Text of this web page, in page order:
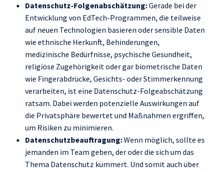
Datenschutz-Folgenabschätzung:Gerade bei der
Entwicklung von EdTech-Programmen, die teilweise
auf neuen Technologien basieren oder sensible Daten
wie ethnische Herkunft, Behinderungen,
medizinische Bedürfnisse, psychische Gesundheit,
religiöse Zugehörigkeit oder gar biometrische Daten
wie Fingerabdrücke, Gesichts- oder Stimmerkennung
verarbeiten, ist eine Datenschutz-Folgeabschätzung
ratsam. Dabei werden potenzielle Auswirkungen auf
die Privatsphäre bewertet und Maßnahmen ergriffen,
um Risiken zu minimieren.
Datenschutzbeauftragung:Wenn möglich, sollte es
jemanden im Team geben, der oder die sich um das
Thema Datenschutz kümmert. Und somit auch über